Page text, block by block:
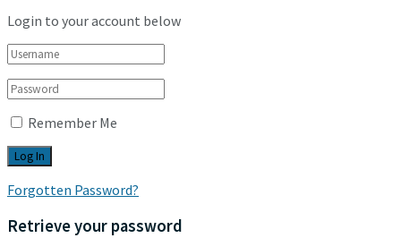
Login to your account below
Remember Me
Forgotten Password?
Retrieve your password